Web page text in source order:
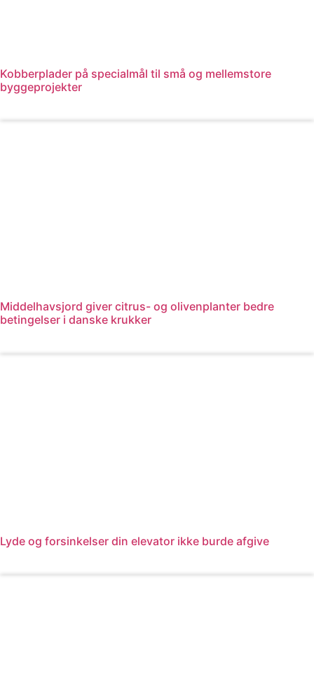
Kobberplader på specialmål til små og mellemstore
byggeprojekter
Middelhavsjord giver citrus- og olivenplanter bedre
betingelser i danske krukker
Lyde og forsinkelser din elevator ikke burde afgive